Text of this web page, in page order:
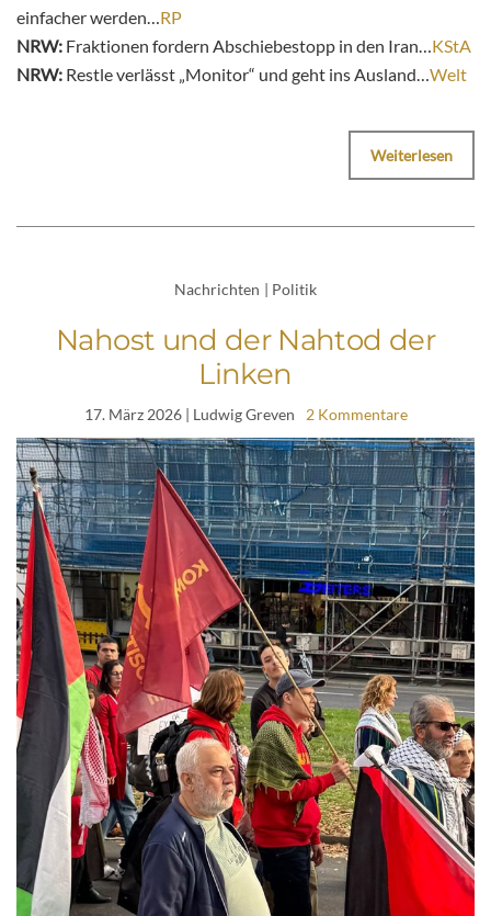
einfacher werden… RP
NRW: Fraktionen fordern Abschiebestopp in den Iran… KStA
NRW: Restle verlässt „Monitor“ und geht ins Ausland… Welt
Weiterlesen
Nachrichten | Politik
Nahost und der Nahtod der
Linken
17. März 2026| Ludwig Greven 2 Kommentare